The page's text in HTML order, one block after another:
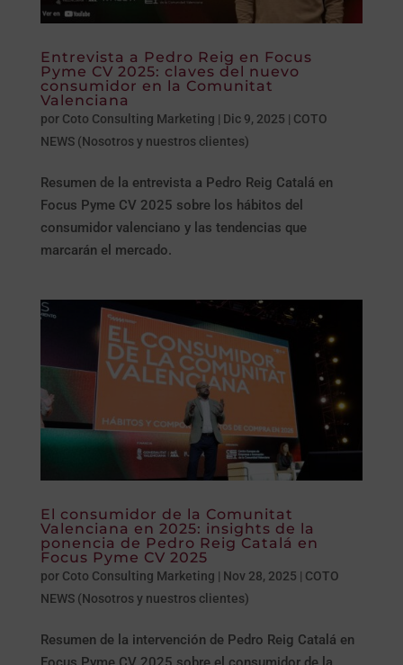
Entrevista a Pedro Reig en Focus
Pyme CV 2025: claves del nuevo
consumidor en la Comunitat
Valenciana
por Coto Consulting Marketing | Dic 9, 2025 | COTO
NEWS (Nosotros y nuestros clientes)
Resumen de la entrevista a Pedro Reig Catalá en
Focus Pyme CV 2025 sobre los hábitos del
consumidor valenciano y las tendencias que
marcarán el mercado.
El consumidor de la Comunitat
Valenciana en 2025: insights de la
ponencia de Pedro Reig Catalá en
Focus Pyme CV 2025
por Coto Consulting Marketing | Nov 28, 2025 | COTO
NEWS (Nosotros y nuestros clientes)
Resumen de la intervención de Pedro Reig Catalá en